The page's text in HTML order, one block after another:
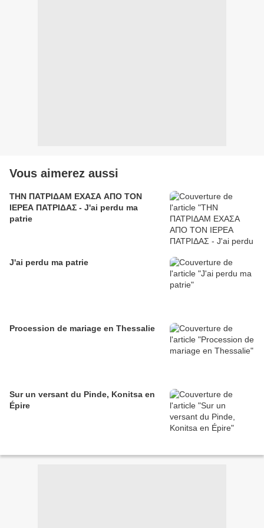
Vous aimerez aussi
ΤΗΝ ΠΑΤΡΙΔΑΜ ΕΧΑΣΑ ΑΠΟ ΤΟΝ
ΙΕΡΕΑ ΠΑΤΡΙΔΑΣ - J'ai perdu ma
patrie
J'ai perdu ma patrie
Procession de mariage en Thessalie
Sur un versant du Pinde, Konitsa en
Épire